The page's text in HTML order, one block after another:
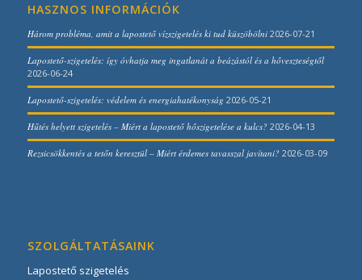
HASZNOS INFORMÁCIÓK
Három probléma, amit a lapostető vízszigetelés ki tud küszöbölni 2026-07-21
Lapostető-szigetelés: így óvhatja meg ingatlanát a beázástól és a hőveszteségtől
2026-06-24
Lapostető-szigetelés: védelem és energiahatékonyság 2026-05-21
Hűtés helyett szigetelés – Miért a lapostető hőszigetelése a kulcs? 2026-04-13
Rezsicsökkentés a tetőn keresztül – Miért érdemes tavasszal javítani? 2026-03-09
SZOLGÁLTATÁSAINK
Lapostető szigetelés